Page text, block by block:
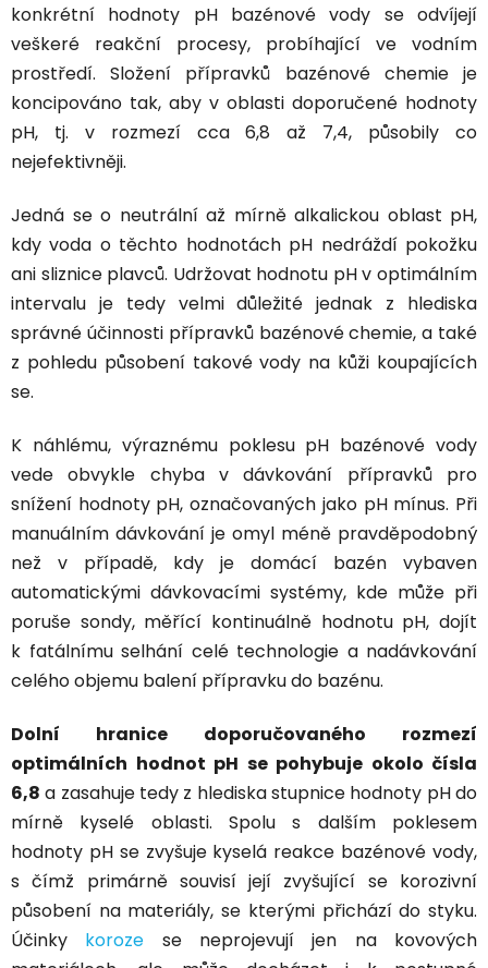
konkrétní hodnoty pH bazénové vody se odvíjejí
veškeré reakční procesy, probíhající ve vodním
prostředí. Složení přípravků bazénové chemie je
koncipováno tak, aby v oblasti doporučené hodnoty
pH, tj. v rozmezí cca 6,8 až 7,4, působily co
nejefektivněji.
Jedná se o neutrální až mírně alkalickou oblast pH,
kdy voda o těchto hodnotách pH nedráždí pokožku
ani sliznice plavců. Udržovat hodnotu pH v optimálním
intervalu je tedy velmi důležité jednak z hlediska
správné účinnosti přípravků bazénové chemie, a také
z pohledu působení takové vody na kůži koupajících
se.
K náhlému, výraznému poklesu pH bazénové vody
vede obvykle chyba v dávkování přípravků pro
snížení hodnoty pH, označovaných jako pH mínus. Při
manuálním dávkování je omyl méně pravděpodobný
než v případě, kdy je domácí bazén vybaven
automatickými dávkovacími systémy, kde může při
poruše sondy, měřící kontinuálně hodnotu pH, dojít
k fatálnímu selhání celé technologie a nadávkování
celého objemu balení přípravku do bazénu.
Dolní hranice doporučovaného rozmezí
optimálních hodnot pH se pohybuje okolo čísla
6,8 a zasahuje tedy z hlediska stupnice hodnoty pH do
mírně kyselé oblasti. Spolu s dalším poklesem
hodnoty pH se zvyšuje kyselá reakce bazénové vody,
s čímž primárně souvisí její zvyšující se korozivní
působení na materiály, se kterými přichází do styku.
Účinky koroze se neprojevují jen na kovových